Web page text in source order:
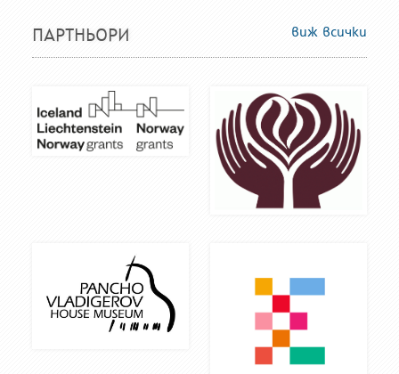
ПАРТНЬОРИ виж всички